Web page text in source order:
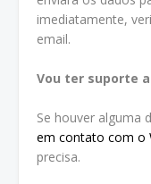
imediatamente,
email.
Vou ter suporte
Se houver alguma
em contato com o
precisa.